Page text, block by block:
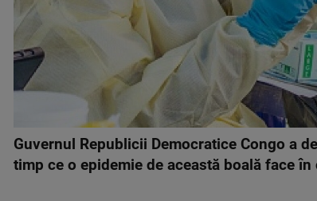
Guvernul Republicii Democratice Congo a
timp ce o epidemie de această boală face